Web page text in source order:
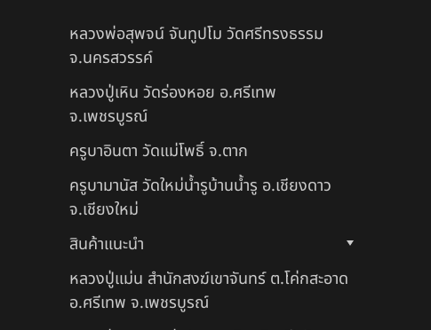
หลวงพ่อสุพจน์ จันทูปโม วัดศรีทรงธรรม
จ.นครสวรรค์
หลวงปู่เหิน วัดร่องหอย อ.ศรีเทพ
จ.เพชรบูรณ์
ครูบาอินตา วัดแม่โพธิ์ จ.ตาก
ครูบามานัส วัดใหม่น้ำรูบ้านน้ำรู อ.เชียงดาว
จ.เชียงใหม่
สินค้าแนะนำ
หลวงปู่แม่น สำนักสงฆ์เขาจันทร์ ต.โค่กสะอาด
อ.ศรีเทพ จ.เพชรบูรณ์